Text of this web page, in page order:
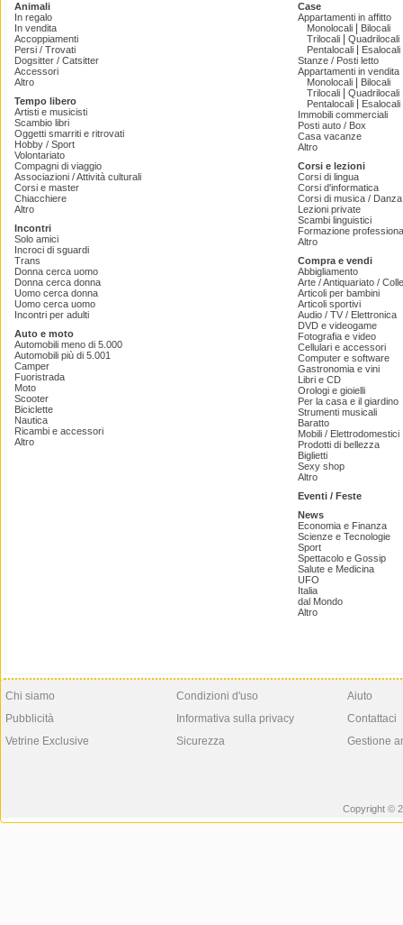
Animali
In regalo
In vendita
Accoppiamenti
Persi / Trovati
Dogsitter / Catsitter
Accessori
Altro
Tempo libero
Artisti e musicisti
Scambio libri
Oggetti smarriti e ritrovati
Hobby / Sport
Volontariato
Compagni di viaggio
Associazioni / Attività culturali
Corsi e master
Chiacchiere
Altro
Incontri
Solo amici
Incroci di sguardi
Trans
Donna cerca uomo
Donna cerca donna
Uomo cerca donna
Uomo cerca uomo
Incontri per adulti
Auto e moto
Automobili meno di 5.000
Automobili più di 5.001
Camper
Fuoristrada
Moto
Scooter
Biciclette
Nautica
Ricambi e accessori
Altro
Case
Appartamenti in affitto
Monolocali
Bilocali
Trilocali
Quadrilocali
Pentalocali
Esalocali
Stanze / Posti letto
Appartamenti in vendita
Monolocali
Bilocali
Trilocali
Quadrilocali
Pentalocali
Esalocali
Immobili commerciali
Posti auto / Box
Casa vacanze
Altro
Corsi e lezioni
Corsi di lingua
Corsi d'informatica
Corsi di musica /
Lezioni private
Scambi linguistici
Formazione
Altro
Compra e vendi
Abbigliamento
Arte / Antiquariato /
Articoli per bambini
Articoli sportivi
Audio / TV / Elettronica
DVD e videogame
Fotografia e video
Cellulari e accessori
Computer e software
Gastronomia e vini
Libri e CD
Orologi e gioielli
Per la casa e il giardino
Strumenti musicali
Baratto
Mobili / Elettrodomestici
Prodotti di bellezza
Biglietti
Sexy shop
Altro
Eventi / Feste
News
Economia e Finanza
Scienze e Tecnologie
Sport
Spettacolo e Gossip
Salute e Medicina
UFO
Italia
dal Mondo
Altro
Chi siamo
Pubblicità
Vetrine Exclusive
Condizioni d'uso
Informativa sulla privacy
Sicurezza
Aiuto
Contattaci
Gestione
Copyright ©